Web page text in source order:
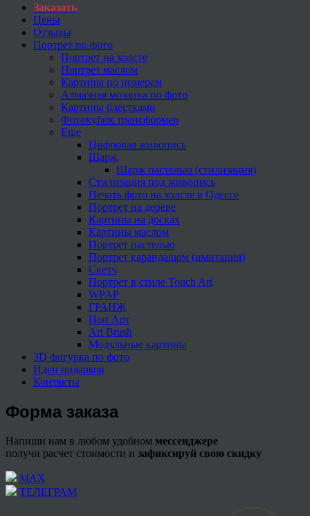
Заказать
Цены
Отзывы
Портрет по фото
Портрет на холсте
Портрет маслом
Картины по номерам
Алмазная мозаика по фото
Картины блестками
Фотокубик трансформер
Еще
Цифровая живопись
Шарж
Шарж пастелью (стилизация)
Стилизация под живопись
Печать фото на холсте в Одессе
Портрет на дереве
Картины на досках
Картины маслом
Портрет пастелью
Портрет карандашом (имитация)
Скетч
Портрет в стиле Touch Art
WPAP
ГРАНЖ
Поп Арт
Art Brush
Модульные картины
3D фигурка по фото
Идеи подарков
Контакты
Форма заказа
Напиши нам в любом удобном мессенджере
получи расчет стоимости и зафиксируй свою скидку
МАХ
ТЕЛЕГРАМ